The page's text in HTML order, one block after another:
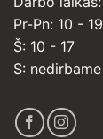
Pr-Pn: 10 - 19
Š: 10 - 17
S: nedirbame